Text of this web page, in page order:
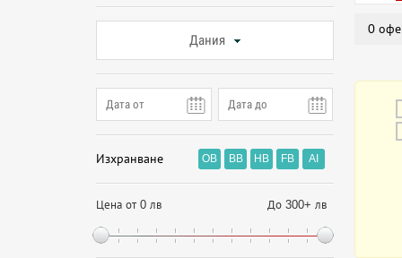
Дания
Изхранване OB BB HB FB AI
Цена от 0 лв До 300+ лв
0